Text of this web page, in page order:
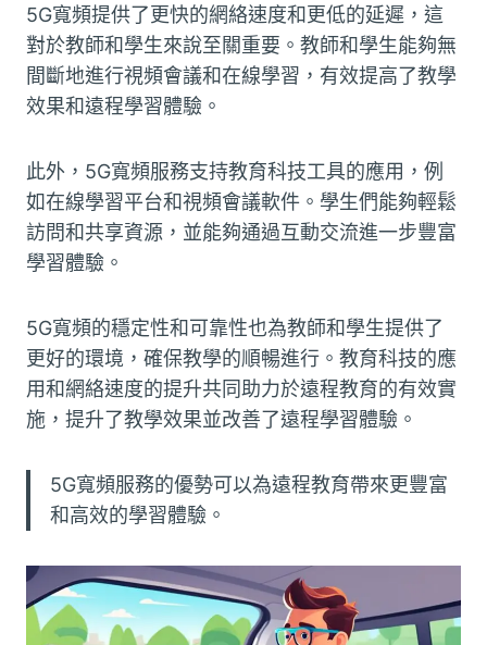
5G寬頻提供了更快的網絡速度和更低的延遲，這
對於教師和學生來說至關重要。教師和學生能夠無
間斷地進行視頻會議和在線學習，有效提高了教學
效果和遠程學習體驗。
此外，5G寬頻服務支持教育科技工具的應用，例
如在線學習平台和視頻會議軟件。學生們能夠輕鬆
訪問和共享資源，並能夠通過互動交流進一步豐富
學習體驗。
5G寬頻的穩定性和可靠性也為教師和學生提供了
更好的環境，確保教學的順暢進行。教育科技的應
用和網絡速度的提升共同助力於遠程教育的有效實
施，提升了教學效果並改善了遠程學習體驗。
5G寬頻服務的優勢可以為遠程教育帶來更豐富
和高效的學習體驗。